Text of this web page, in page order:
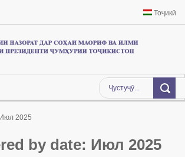
Тоҷикӣ
Июл 2025
by date: Июл 2025